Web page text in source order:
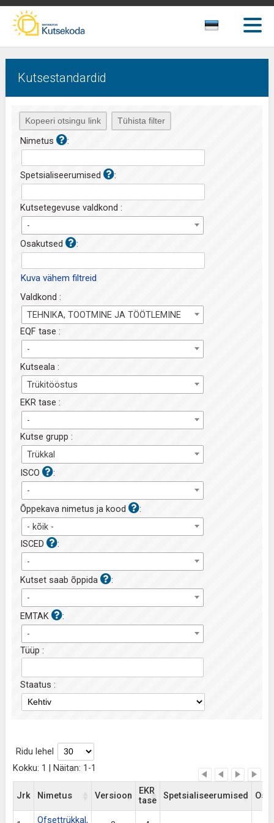
Kutsestandardid
Nimetus :
Spetsialiseerumised :
Kutsetegevuse valdkond :
-
Osakutsed
:
Kuva vähem filtreid
Valdkond :
TEHNIKA, TOOTMINE JA TÖÖTLEMINE
EQF tase :
-
Kutseala :
Trükitööstus
EKR tase :
-
Kutse grupp :
Trükkal
ISCO
:
-
Õppekava nimetus ja kood
:
- kõik -
ISCED
:
-
Kutset saab õppida
:
-
EMTAK
:
-
Tüüp :
Staatus :
Ridu lehel
Kokku: 1 | Näitan: 1-1
Jrk Nimetus Versioon
EKR
tase
Spetsialiseerumised
Ofsettrükkal,